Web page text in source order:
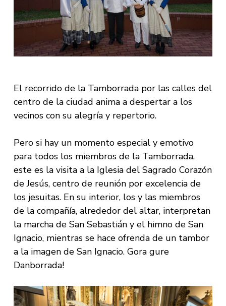
El recorrido de la Tamborrada por las calles del
centro de la ciudad anima a despertar a los
vecinos con su alegría y repertorio.
Pero si hay un momento especial y emotivo
para todos los miembros de la Tamborrada,
este es la visita a la Iglesia del Sagrado Corazón
de Jesús, centro de reunión por excelencia de
los jesuitas. En su interior, los y las miembros
de la compañía, alrededor del altar, interpretan
la marcha de San Sebastián y el himno de San
Ignacio, mientras se hace ofrenda de un tambor
a la imagen de San Ignacio. Gora gure
Danborrada!